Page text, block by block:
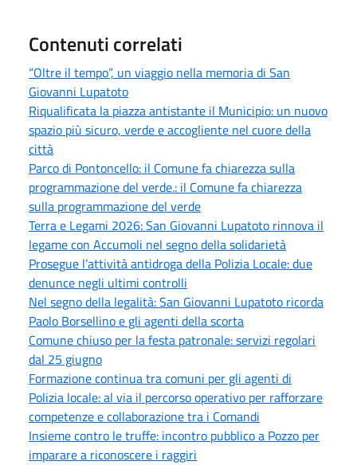
Contenuti correlati
“Oltre il tempo”, un viaggio nella memoria di San
Giovanni Lupatoto
Riqualificata la piazza antistante il Municipio: un nuovo
spazio più sicuro, verde e accogliente nel cuore della
città
Parco di Pontoncello: il Comune fa chiarezza sulla
programmazione del verde.: il Comune fa chiarezza
sulla programmazione del verde
Terra e Legami 2026: San Giovanni Lupatoto rinnova il
legame con Accumoli nel segno della solidarietà
Prosegue l’attività antidroga della Polizia Locale: due
denunce negli ultimi controlli
Nel segno della legalità: San Giovanni Lupatoto ricorda
Paolo Borsellino e gli agenti della scorta
Comune chiuso per la festa patronale: servizi regolari
dal 25 giugno
Formazione continua tra comuni per gli agenti di
Polizia locale: al via il percorso operativo per rafforzare
competenze e collaborazione tra i Comandi
Insieme contro le truffe: incontro pubblico a Pozzo per
imparare a riconoscere i raggiri